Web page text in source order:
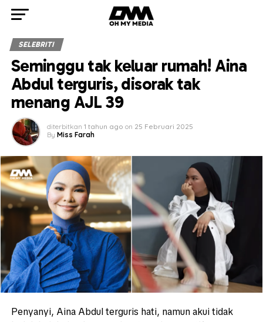
SELEBRITI
Seminggu tak keluar rumah! Aina
Abdul terguris, disorak tak
menang AJL 39
diterbitkan 1 tahun ago on 25 Februari 2025
By Miss Farah
Penyanyi, Aina Abdul terguris hati, namun akui tidak